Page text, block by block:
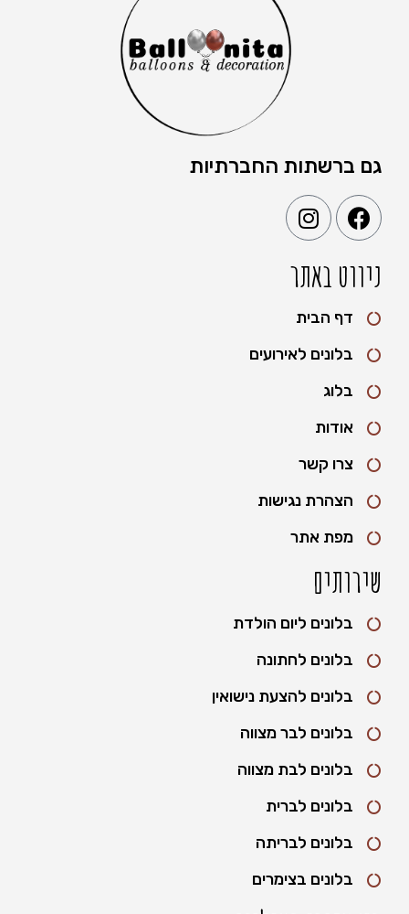
גם ברשתות החברתיות
ניווט באתר
דף הבית
בלונים לאירועים
בלוג
אודות
צרו קשר
הצהרת נגישות
מפת אתר
שירותים
בלונים ליום הולדת
בלונים לחתונה
בלונים להצעת נישואין
בלונים לבר מצווה
בלונים לבת מצווה
בלונים לברית
בלונים לבריתה
בלונים בצימרים